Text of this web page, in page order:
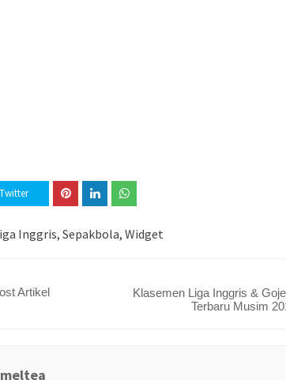
Twitter
Inggris, Sepakbola, Widget
Artikel
Klasemen Liga Inggris &
Terbaru Musim